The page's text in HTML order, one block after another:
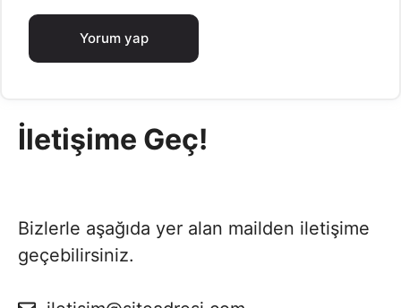
İletişime Geç!
Bizlerle aşağıda yer alan mailden iletişime
geçebilirsiniz.